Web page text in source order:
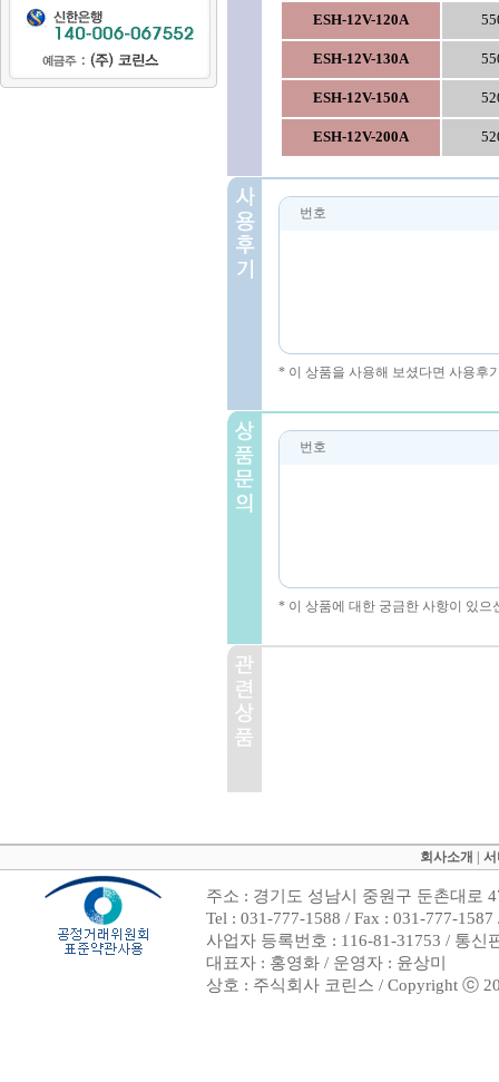
ESH-12V-120A
ESH-12V-130A
ESH-12V-150A
ESH-12V-200A
번호
* 이 상품을 사용해 보셨다면 사용후
번호
* 이 상품에 대한 궁금한 사항이 있
회사소개
주소 : 경기도 성남시 중원구 둔촌대로
Tel : 031-777-1588 / Fax : 031-777-
사업자 등록번호 : 116-81-31753 / 통신
대표자 : 홍영화 / 운영자 : 윤상미
상호 : 주식회사 코린스 / Copyright ⓒ